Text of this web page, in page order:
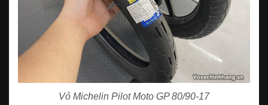
Vỏ Michelin Pilot Moto GP 80/90-17